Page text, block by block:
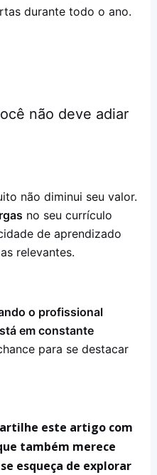
durante todo o ano.
não deve adiar
não diminui seu valor.
no seu currículo
de aprendizado
relevantes.
o profissional
em constante
para se destacar
este artigo com
também merece
esqueça de explorar